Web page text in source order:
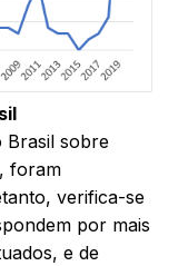
Brasil sobre
foram
verifica-se
por mais
e de